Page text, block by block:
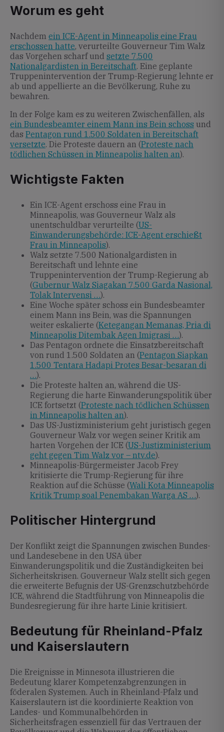
Worum es geht
Nachdem ein ICE-Agent in Minneapolis eine Frau
erschossen hatte, verurteilte Gouverneur Tim Walz
das Vorgehen scharf und setzte 7.500
Nationalgardisten in Bereitschaft. Eine geplante
Truppenintervention der Trump-Regierung lehnte er
ab und appellierte an die Bevölkerung, Ruhe zu
bewahren.
In der Folge kam es zu weiteren Zwischenfällen, als
ein Bundesbeamter einem Mann ins Bein schoss und
das Pentagon rund 1.500 Soldaten in Bereitschaft
versetzte. Die Proteste dauern an (Proteste nach
tödlichen Schüssen in Minneapolis halten an).
Wichtigste Fakten
Ein ICE-Agent erschoss eine Frau in
Minneapolis, was Gouverneur Walz als
unentschuldbar verurteilte (US-
Einwanderungsbehörde: ICE-Agent erschießt
Frau in Minneapolis).
Walz setzte 7.500 Nationalgardisten in
Bereitschaft und lehnte eine
Truppenintervention der Trump-Regierung ab
(Gubernur Walz Siagakan 7.500 Garda Nasional,
Tolak Intervensi …).
Eine Woche später schoss ein Bundesbeamter
einem Mann ins Bein, was die Spannungen
weiter eskalierte (Ketegangan Memanas, Pria di
Minneapolis Ditembak Agen Imigrasi …).
Das Pentagon ordnete die Einsatzbereitschaft
von rund 1.500 Soldaten an (Pentagon Siapkan
1.500 Tentara Hadapi Protes Besar-besaran di
…).
Die Proteste halten an, während die US-
Regierung die harte Einwanderungspolitik über
ICE fortsetzt (Proteste nach tödlichen Schüssen
in Minneapolis halten an).
Das US-Justizministerium geht juristisch gegen
Gouverneur Walz vor wegen seiner Kritik am
harten Vorgehen der ICE (US-Justizministerium
geht gegen Tim Walz vor – ntv.de).
Minneapolis-Bürgermeister Jacob Frey
kritisierte die Trump-Regierung für ihre
Reaktion auf die Schüsse (Wali Kota Minneapolis
Kritik Trump soal Penembakan Warga AS …).
Politischer Hintergrund
Der Konflikt zeigt die Spannungen zwischen Bundes-
und Landesebene in den USA über
Einwanderungspolitik und die Zuständigkeiten bei
Sicherheitskrisen. Gouverneur Walz stellt sich gegen
die erweiterte Befugnis der US-Grenzschutzbehörde
ICE, während die Stadtführung von Minneapolis die
Bundesregierung für ihre harte Linie kritisiert.
Bedeutung für Rheinland-Pfalz
und Kaiserslautern
Die Ereignisse in Minnesota illustrieren die
Bedeutung klarer Kompetenzabgrenzungen in
föderalen Systemen. Auch in Rheinland-Pfalz und
Kaiserslautern ist die koordinierte Reaktion von
Landes- und Kommunalbehörden in
Sicherheitsfragen essenziell für das Vertrauen der